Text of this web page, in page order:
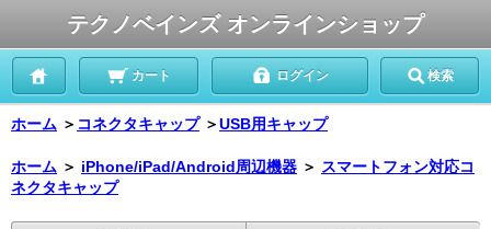
テクノベインズ オンラインショップ
カート ログイン 検索
ホーム ＞ コネクタキャップ ＞USB用キャップ
ホーム ＞ iPhone/iPad/Android周辺機器 ＞ スマートフォン対応コ
ネクタキャップ